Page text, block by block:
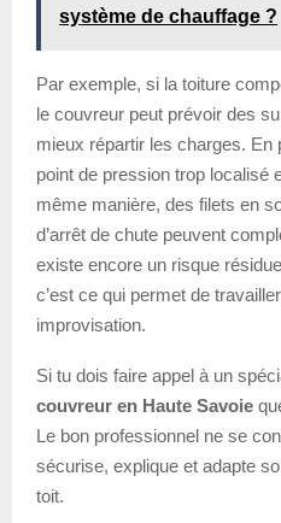
système de chauffage ?
Par exemple, si la toiture
le couvreur peut prévoir des
mieux répartir les charges. En
point de pression trop localisé
même manière, des filets en
d’arrêt de chute peuvent
existe encore un risque
c’est ce qui permet de
improvisation.
Si tu dois faire appel à un
couvreur en Haute Savoie
Le bon professionnel ne se
sécurise, explique et adapte
toit.